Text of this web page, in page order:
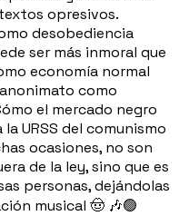
opresivos.
desobediencia
ser más inmoral que
economía normal
como
el mercado negro
URSS del comunismo
ocasiones, no son
de la ley, sino que es
personas, dejándolas
musical 🤠 🎶🟢